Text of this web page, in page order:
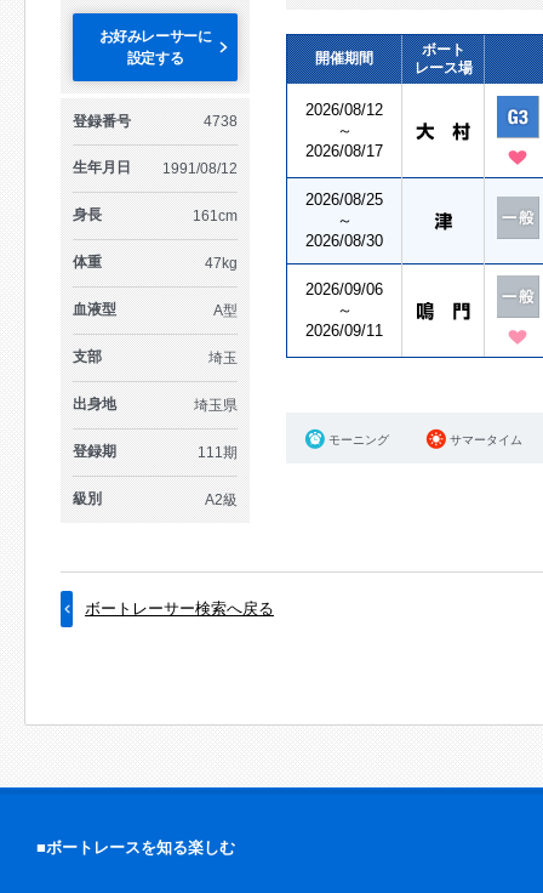
お好みレーサーに
設定する
登録番号 4738
生年月日 1991/08/12
身長 161cm
体重 47kg
血液型 A型
支部 埼玉
出身地 埼玉県
登録期 111期
級別 A2級
開催期間
ボート
レース場
2026/08/12
～
2026/08/17
2026/08/25
～
2026/08/30
2026/09/06
～
2026/09/11
モーニング サマータイム
ボートレーサー検索へ戻る
■ボートレースを知る楽しむ